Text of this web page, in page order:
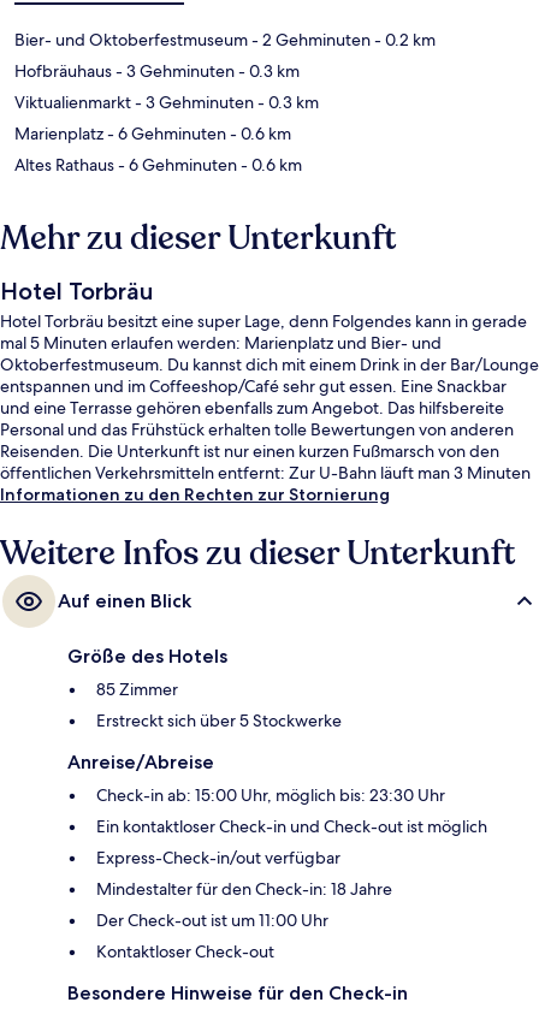
Bier- und Oktoberfestmuseum- 2 Gehminuten- 0.2 km
Hofbräuhaus- 3 Gehminuten- 0.3 km
Viktualienmarkt- 3 Gehminuten- 0.3 km
Marienplatz- 6 Gehminuten- 0.6 km
Altes Rathaus- 6 Gehminuten- 0.6 km
Mehr zu dieser Unterkunft
Hotel Torbräu
Hotel Torbräu besitzt eine super Lage, denn Folgendes kann in gerade
mal 5 Minuten erlaufen werden: Marienplatz und Bier- und
Oktoberfestmuseum. Du kannst dich mit einem Drink in der Bar/Lounge
entspannen und im Coffeeshop/Café sehr gut essen. Eine Snackbar
und eine Terrasse gehören ebenfalls zum Angebot. Das hilfsbereite
Personal und das Frühstück erhalten tolle Bewertungen von anderen
Reisenden. Die Unterkunft ist nur einen kurzen Fußmarsch von den
öffentlichen Verkehrsmitteln entfernt: Zur U-Bahn läuft man 3 Minuten
(Station Isartor) bzw. 6 Minuten (Straßenbahnhaltestelle
Informationen zu den Rechten zur Stornierung
Weitere Infos zu dieser Unterkunft
Auf einen Blick
Größe des Hotels
85 Zimmer
Erstreckt sich über 5 Stockwerke
Anreise/Abreise
Check-in ab: 15:00 Uhr, möglich bis: 23:30 Uhr
Ein kontaktloser Check-in und Check-out ist möglich
Express-Check-in/out verfügbar
Mindestalter für den Check-in: 18 Jahre
Der Check-out ist um 11:00 Uhr
Kontaktloser Check-out
Besondere Hinweise für den Check-in